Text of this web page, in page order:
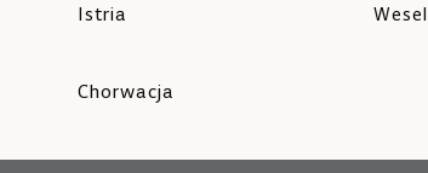
Istria
Chorwacja